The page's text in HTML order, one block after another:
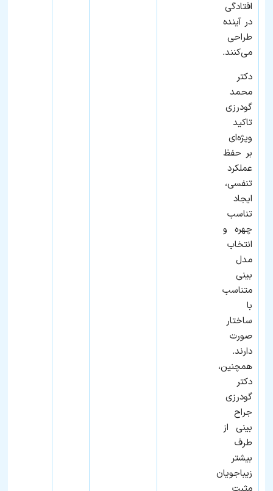
افتادگی
در آینده
طراحی
می‌کنند.
دکتر
محمد
گودرزی
تاکید
ویژه‌ای
بر حفظ
عملکرد
تنفسی،
ایجاد
تناسب
چهره و
انتخاب
مدل
بینی
متناسب
با
ساختار
صورت
دارند.
همچنین،
دکتر
گودرزی
جراح
بینی از
طرف
بیشتر
زیباجویان